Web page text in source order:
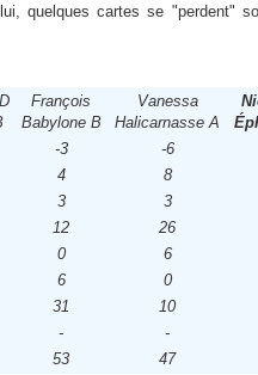
quelques cartes se "perdent"
François
Babylone B
Vanessa
Halicarnasse A
-3
-6
4
8
3
3
12
26
0
6
6
0
31
10
-
-
53 47